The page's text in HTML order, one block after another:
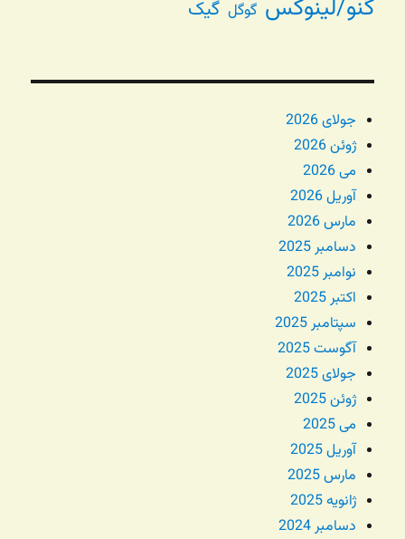
گنو/لینوکس گوگل گیک
جولای 2026
ژوئن 2026
می 2026
آوریل 2026
مارس 2026
دسامبر 2025
نوامبر 2025
اکتبر 2025
سپتامبر 2025
آگوست 2025
جولای 2025
ژوئن 2025
می 2025
آوریل 2025
مارس 2025
ژانویه 2025
دسامبر 2024